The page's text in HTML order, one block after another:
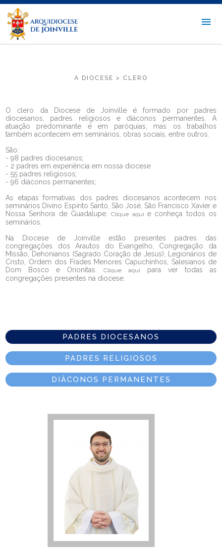
A DIOCESE > CLERO
O clero da Diocese de Joinville é formado por padres
diocesanos, padres religiosos e diáconos permanentes. A
atuação predominante é em paróquias, mas os trabalhos
também acontecem em seminários, obras sociais, entre outros.
São:
- 98 padres diocesanos;
- 2 padres em experiência em nossa diocese
- 55 padres religiosos;
- 96 diáconos permanentes;
As etapas formativas dos padres diocesanos acontecem nos
seminários Divino Espírito Santo, São José, São Francisco Xavier e
Nossa Senhora de Guadalupe.Clique aqui e conheça todos os
seminários.
Na Diocese de Joinville estão presentes padres das
congregações dos Arautos do Evangelho, Congregação da
Missão, Dehonianos (Sagrado Coração de Jesus), Legionários de
Cristo, Ordem dos Frades Menores Capuchinhos, Salesianos de
Dom Bosco e Orionitas.Clique aqui
para ver todas as
congregações presentes na diocese.
PADRES DIOCESANOS
PADRES RELIGIOSOS
DIÁCONOS PERMANENTES